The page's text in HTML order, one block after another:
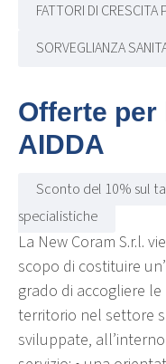
FATTORI DI CRESCITA
SORVEGLIANZA
Offerte per
AIDDA
Sconto del 10% sul
specialistiche
La New Coram S.r.l.
scopo di costituire
grado di accogliere
territorio nel settore
sviluppate,